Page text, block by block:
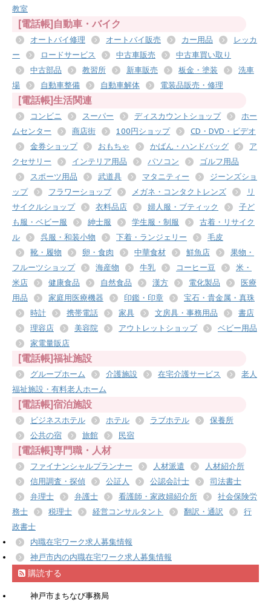
教室
[電話帳]自動車・バイク
オートバイ修理 オートバイ販売 カー用品
レッカ
ー
ロードサービス 中古車販売
中古車買い取り
中古部品
教習所 新車販売 板金・塗装
洗車
場
自動車整備 自動車解体 電装品販売・修理
[電話帳]生活関連
コンビニ スーパー ディスカウントショップ
ホー
ムセンター
商店街 100円ショップ
CD・DVD・ビデオ
金券ショップ
おもちゃ かばん・ハンドバッグ
ア
クセサリー
インテリア用品 パソコン
ゴルフ用品
スポーツ用品
武道具 マタニティー
ジーンズショ
ップ
フラワーショップ メガネ・コンタクトレンズ
リ
サイクルショップ
衣料品店 婦人服・ブティック
子ど
も服・ベビー服
紳士服 学生服・制服
古着・リサイク
ル
呉服・和装小物 下着・ランジェリー
毛皮
靴・履物
卵・食肉 中華食材 鮮魚店
果物・
フルーツショップ
海産物 牛乳 コーヒー豆
米・
米店
健康食品 自然食品 漢方 電化製品
医療
用品
家庭用医療機器 印鑑・印章
宝石・貴金属・真珠
時計
携帯電話 家具 文房具・事務用品
書店
理容店
美容院 アウトレットショップ
ベビー用品
家電量販店
[電話帳]福祉施設
グループホーム 介護施設 在宅介護サービス
老人
福祉施設・有料老人ホーム
[電話帳]宿泊施設
ビジネスホテル ホテル ラブホテル
保養所
公共の宿
旅館 民宿
[電話帳]専門職・人材
ファイナンシャルプランナー 人材派遣
人材紹介所
信用調査・探偵
公証人 公認会計士
司法書士
弁理士
弁護士 看護師・家政婦紹介所
社会保険労
務士
税理士 経営コンサルタント 翻訳・通訳
行
政書士
内職在宅ワーク求人募集情報
神戸市内の内職在宅ワーク求人募集情報
購読する
神戸市まちなび事務局